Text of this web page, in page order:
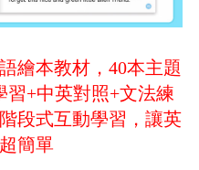
繪本教材，40本主題
習+中英對照+文法練
段式互動學習，讓英
簡單